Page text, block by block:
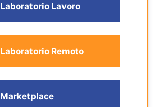
Laboratorio Lavoro
Laboratorio Remoto
Marketplace